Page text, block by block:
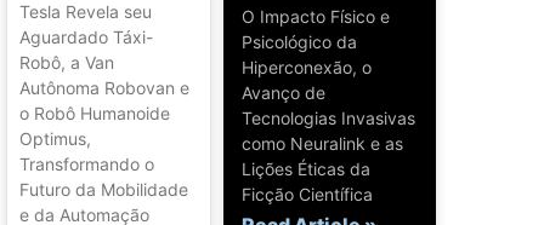
Tesla Revela seu
Aguardado Táxi-
Robô, a Van
Autônoma Robovan e
o Robô Humanoide
Optimus,
Transformando o
Futuro da Mobilidade
e da Automação
O Impacto Físico e
Psicológico da
Hiperconexão, o
Avanço de
Tecnologias Invasivas
como Neuralink e as
Lições Éticas da
Ficção Científica